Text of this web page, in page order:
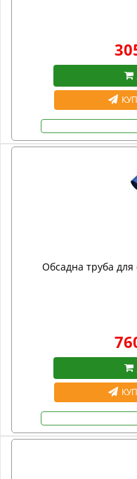
Обсадна труба